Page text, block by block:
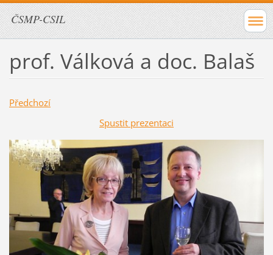
ČSMP-CSIL
prof. Válková a doc. Balaš
Předchozí
Spustit prezentaci